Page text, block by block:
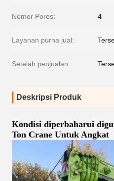
Nomor Poros: 4
Layanan purna jual:
Setelah penjualan:
Deskripsi Produk
Kondisi diperbaharui
Ton Crane Untuk Angkat